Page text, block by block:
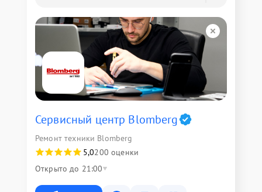
Сервисный центр Blomberg
Ремонт техники Blomberg
5,0200 оценки
Открыто до 21:00